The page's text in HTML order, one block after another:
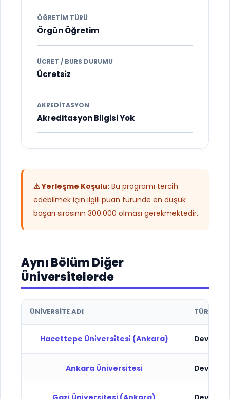
ÖĞRETIM TÜRÜ
Örgün Öğretim
ÜCRET / BURS DURUMU
Ücretsi̇z
AKREDITASYON
Akreditasyon Bilgisi Yok
⚠️ Yerleşme Koşulu: Bu programı tercih
edebilmek için ilgili puan türünde en düşük
başarı sırasının 300.000 olması gerekmektedir.
Aynı Bölüm Diğer
Üniversitelerde
ÜNIVERSITE ADI TÜR
Hacettepe Üni̇versi̇tesi̇ (Ankara) Devlet
Ankara Üni̇versi̇tesi̇ Devlet